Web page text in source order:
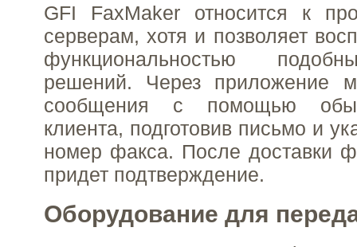
GFI FaxMaker относится к
серверам, хотя и позволяет
функциональностью
решений. Через приложение
сообщения с помощью
клиента, подготовив письмо и
номер факса. После доставки
придет подтверждение.
Оборудование для